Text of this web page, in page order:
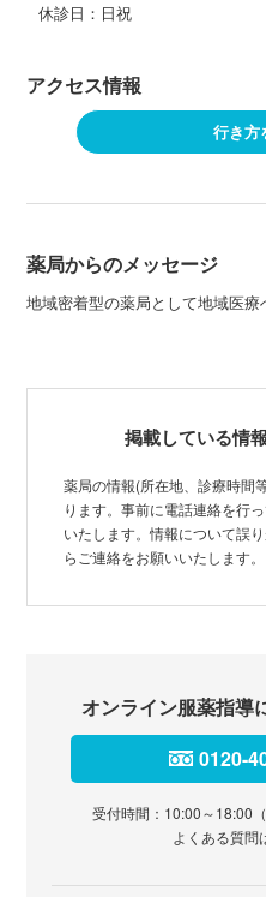
休診日：日祝
アクセス情報
行き方
薬局からのメッセージ
地域密着型の薬局として地域医療
掲載している情
薬局の情報(所在地、診療時間
ります。事前に電話連絡を行
いたします。情報について誤
らご連絡をお願いいたします。
オンライン服薬指導
0120-
受付時間：10:00～18:00
よくある質問